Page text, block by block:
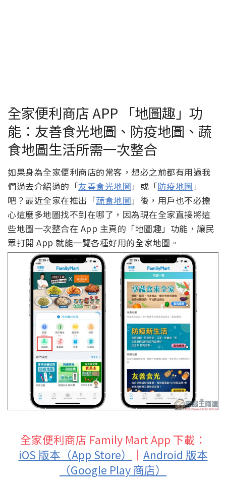
全家便利商店 APP 「地圖趣」功
能：友善食光地圖、防疫地圖、蔬
食地圖生活所需一次整合
如果身為全家便利商店的常客，想必之前都有用過我
們過去介紹過的「友善食光地圖 」或「防疫地圖 」
吧？最近全家在推出「蔬食地圖 」後，用戶也不必擔
心這麼多地圖找不到在哪了，因為現在全家直接將這
些地圖一次整合在 App 主頁的「地圖趣」功能，讓民
眾打開 App 就能一覽各種好用的全家地圖。
全家便利商店 Family Mart App 下載：
iOS 版本（App Store）
｜ Android 版本
（Google Play 商店）